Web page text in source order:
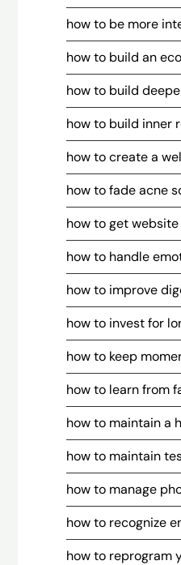
how to be more
how to build an
how to build
how to build inner
how to create a
how to fade acne
how to get
how to handle
how to improve
how to invest for
how to keep
how to learn from
how to maintain a
how to maintain
how to manage
how to recognize
how to reprogram